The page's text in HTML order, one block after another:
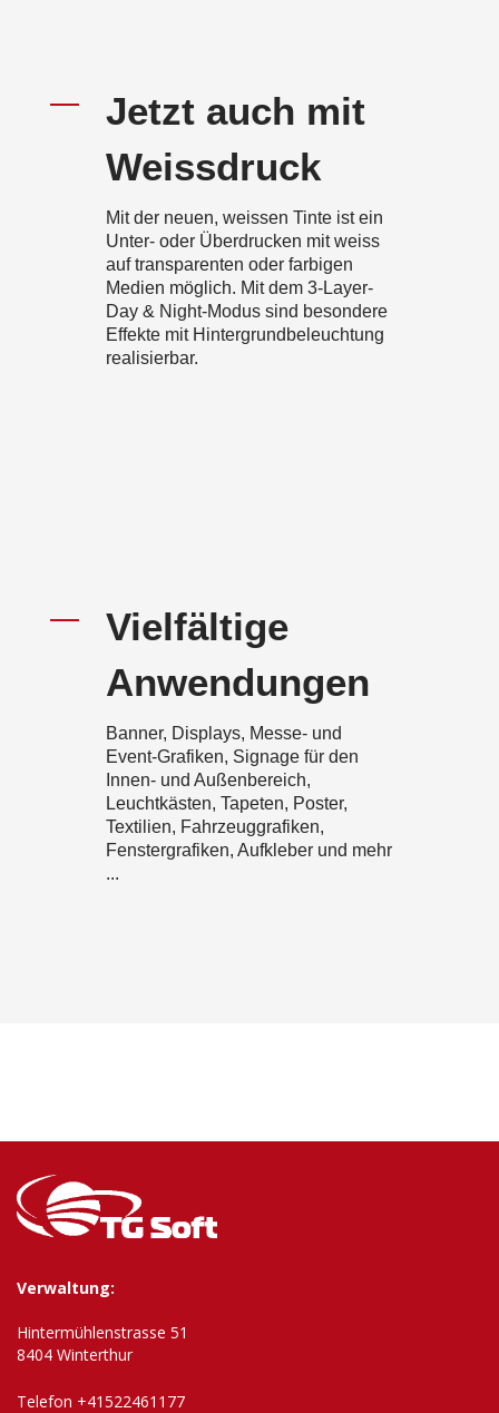
Jetzt auch mit
Weissdruck
Mit der neuen, weissen Tinte ist ein
Unter- oder Überdrucken mit weiss
auf transparenten oder farbigen
Medien möglich. Mit dem 3-Layer-
Day & Night-Modus sind besondere
Effekte mit Hintergrundbeleuchtung
realisierbar.
Vielfältige
Anwendungen
Banner, Displays, Messe- und
Event-Grafiken, Signage für den
Innen- und Außenbereich,
Leuchtkästen, Tapeten, Poster,
Textilien, Fahrzeuggrafiken,
Fenstergrafiken, Aufkleber und mehr
...
Verwaltung:
Hintermühlenstrasse 51
8404 Winterthur
Telefon +41522461177